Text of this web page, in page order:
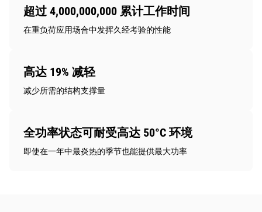
超过 4,000,000,000 累计工作时间
在重负荷应用场合中发挥久经考验的性能
高达 19% 减轻
减少所需的结构支撑量
全功率状态可耐受高达 50°C 环境
即使在一年中最炎热的季节也能提供最大功率